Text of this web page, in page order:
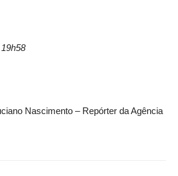
Nascimento – Repórter da Agência